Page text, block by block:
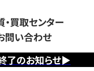
了のお知らせ▶
・買取センター
問い合わせ